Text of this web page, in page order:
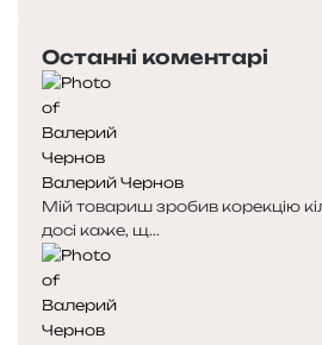
р
е
д
н
я
с
т
о
р
і
н
к
т
у
п
н
а
с
т
о
р
і
н
к
Останні коментарі
Валерий Чернов
Мій товариш зробив корекцію
досі каже, щ...